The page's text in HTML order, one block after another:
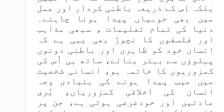
بلکہ اِس کے ذریعہ باطنی کردار اور عمل
میں بھی خوبیاں پیدا ہونا چاہئے۔
دنیا کی تمام تعلیمات ، سبھی مذاہب
اور فلسفوں کا نچوڑ بھی یہی ہے کہ
انسان خود کو ظاہری اور باطنی دونوں
پہلوؤں سے بہتر بنائے، ساتھ ہی اُس کی
کمزوریوں کا خاتمہ ہو، انسانی شخصیت
میں عیب پیدا ہونے کی بنیادی وجہ
انسان کی اخلاقی کمزوریاں، بُری
عادتیں اور خودغرضی ہوتی ہے، جن پر